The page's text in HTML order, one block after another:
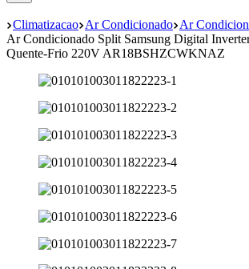
Climatizacao Ar Condicionado Ar
Ar Condicionado Split Samsung Digital
Quente-Frio 220V AR18BSHZCWKNAZ